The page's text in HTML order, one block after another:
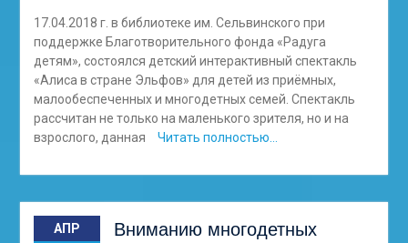
17.04.2018 г. в библиотеке им. Сельвинского при
поддержке Благотворительного фонда «Радуга
детям», состоялся детский интерактивный спектакль
«Алиса в стране Эльфов» для детей из приёмных,
малообеспеченных и многодетных семей. Спектакль
рассчитан не только на маленького зрителя, но и на
взрослого, данная
Читать полностью…
АПР
Вниманию многодетных